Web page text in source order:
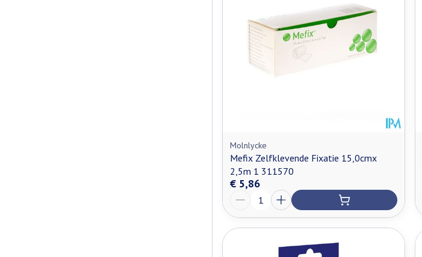
Molnlycke
Mefix Zelfklevende Fixatie 15,0cmx
2,5m 1 311570
€ 5,86